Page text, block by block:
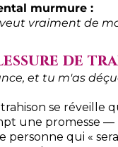
murmure :
vraiment de
de
et tu m'as
se réveille
une promesse —
personne qui «